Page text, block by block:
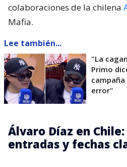
colaboraciones de la chilena
Mafia.
Lee también...
"La
Primo
error"
Álvaro Díaz en
entradas y fechas